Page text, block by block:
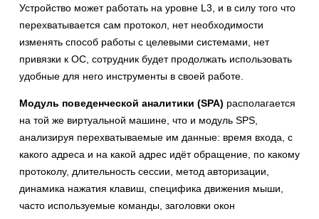
Устройство может работать на уровне L3, и в силу того что
перехватывается сам протокол, нет необходимости
изменять способ работы с целевыми системами, нет
привязки к ОС, сотрудник будет продолжать использовать
удобные для него инструменты в своей работе.
Модуль поведенческой аналитики (SPA) располагается
на той же виртуальной машине, что и модуль SPS,
анализируя перехватываемые им данные: время входа, с
какого адреса и на какой адрес идёт обращение, по какому
протоколу, длительность сессии, метод авторизации,
динамика нажатия клавиш, специфика движения мыши,
часто используемые команды, заголовки окон